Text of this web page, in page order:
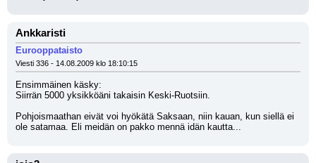
Ankkaristi
Eurooppataisto
Viesti 336 - 14.08.2009 klo 18:10:15
Ensimmäinen käsky:
Siirrän 5000 yksikköäni takaisin Keski-Ruotsiin.
Pohjoismaathan eivät voi hyökätä Saksaan, niin kauan, kun siellä ei
ole satamaa. Eli meidän on pakko mennä idän kautta...